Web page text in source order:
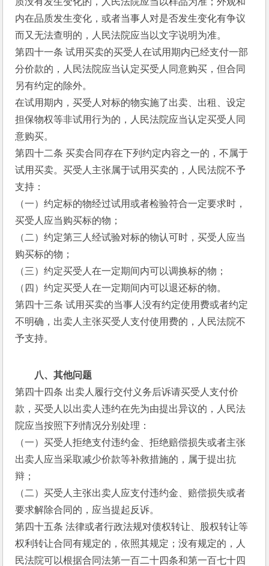
内在品质发生变化，或者当事人对是否发生变化有争议
而又无法查明的，人民法院应当以文字说明为准。
第四十一条 试用买卖的买受人在试用期内已经支付一部
分价款的，人民法院应当认定买受人同意购买，但合同
另有约定的除外。
在试用期内，买受人对标的物实施了出卖、出租、设定
担保物权等非试用行为的，人民法院应当认定买受人同
意购买。
第四十二条 买卖合同存在下列约定内容之一的，不属于
试用买卖。买受人主张属于试用买卖的，人民法院不予
支持：
（一）约定标的物经过试用或者检验符合一定要求时，
买受人应当购买标的物；
（二）约定第三人经试验对标的物认可时，买受人应当
购买标的物；
（三）约定买受人在一定期间内可以调换标的物；
（四）约定买受人在一定期间内可以退还标的物。
第四十三条 试用买卖的当事人没有约定使用费或者约定
不明确，出卖人主张买受人支付使用费的，人民法院不
予支持。
八、其他问题
第四十四条 出卖人履行交付义务后诉请买受人支付价
款，买受人以出卖人违约在先为由提出异议的，人民法
院应当按照下列情况分别处理：
（一）买受人拒绝支付违约金、拒绝赔偿损失或者主张
出卖人应当采取减少价款等补救措施的，属于提出抗
辩；
（二）买受人主张出卖人应支付违约金、赔偿损失或者
要求解除合同的，应当提起反诉。
第四十五条 法律或者行政法规对债权转让、股权转让等
权利转让合同有规定的，依照其规定；没有规定的，人
民法院可以根据合同法第一百二十四条和第一百七十四